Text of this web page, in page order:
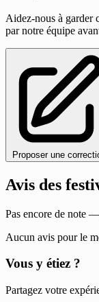
Aidez-nous à garder
par notre équipe
Proposer une
Avis des
Pas encore de note
Aucun avis pour le
Vous y étiez ?
Partagez votre